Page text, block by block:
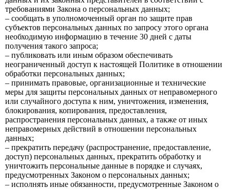
требованиями Закона о персональных данных;
– сообщать в уполномоченный орган по защите прав
субъектов персональных данных по запросу этого органа
необходимую информацию в течение 30 дней с даты
получения такого запроса;
– публиковать или иным образом обеспечивать
неограниченный доступ к настоящей Политике в отношении
обработки персональных данных;
– принимать правовые, организационные и технические
меры для защиты персональных данных от неправомерного
или случайного доступа к ним, уничтожения, изменения,
блокирования, копирования, предоставления,
распространения персональных данных, а также от иных
неправомерных действий в отношении персональных
данных;
– прекратить передачу (распространение, предоставление,
доступ) персональных данных, прекратить обработку и
уничтожить персональные данные в порядке и случаях,
предусмотренных Законом о персональных данных;
– исполнять иные обязанности, предусмотренные Законом о